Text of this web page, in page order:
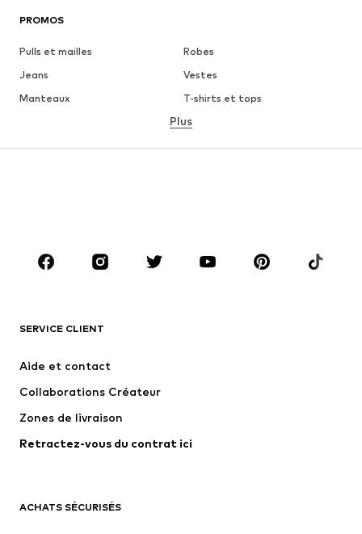
PROMOS
Pulls et mailles
Robes
Jeans
Vestes
Manteaux
T-shirts et tops
Lingerie
Jupes
Blouses et tuniques
Accessoires
Premium
Nouveautés
Lingerie
Manteaux
Jupes
Plus
SERVICE CLIENT
Aide et contact
Collaborations Créateur
Zones de livraison
Retractez-vous du contrat ici
ACHATS SÉCURISÉS